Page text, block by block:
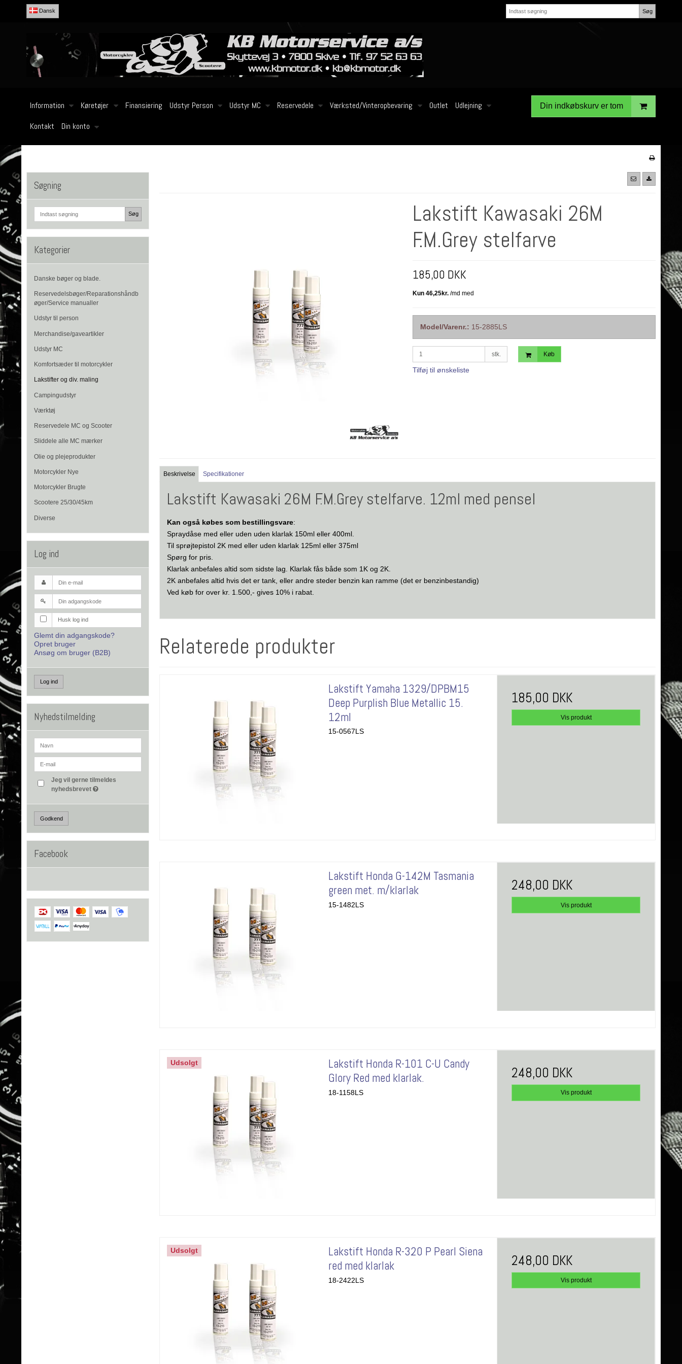
Dansk Søg
Information Køretøjer Finansiering Udstyr Person Udstyr MC Reservedele Værksted/Vinteropbevaring Outlet
Udlejning
Kontakt
Din konto
Din indkøbskurv er tom
Søgning
Søg
Kategorier
Danske bøger og blade.
Reservedelsbøger/Reparationshåndb
øger/Service manualler
Udstyr til person
Merchandise/gaveartikler
Udstyr MC
Komfortsæder til motorcykler
Lakstifter og div. maling
Campingudstyr
Værktøj
Reservedele MC og Scooter
Sliddele alle MC mærker
Olie og plejeprodukter
Motorcykler Nye
Motorcykler Brugte
Scootere 25/30/45km
Diverse
Log ind
Husk log ind
Glemt din adgangskode?
Opret bruger
Ansøg om bruger (B2B)
Log ind
Nyhedstilmelding
Jeg vil gerne tilmeldes
nyhedsbrevet
Godkend
Facebook
Lakstift Kawasaki 26M
F.M.Grey stelfarve
185,00 DKK
Model/Varenr.: 15-2885LS
stk. Køb
Tilføj til ønskeliste
Beskrivelse Specifikationer
Lakstift Kawasaki 26M F.M.Grey stelfarve. 12ml med pensel
Kan også købes som bestillingsvare:
Spraydåse med eller uden uden klarlak 150ml eller 400ml.
Til sprøjtepistol 2K med eller uden klarlak 125ml eller 375ml
Spørg for pris.
Klarlak anbefales altid som sidste lag. Klarlak fås både som 1K og 2K.
2K anbefales altid hvis det er tank, eller andre steder benzin kan ramme (det er benzinbestandig)
Ved køb for over kr. 1.500,- gives 10% i rabat.
Relaterede produkter
Lakstift Yamaha 1329/DPBM15
Deep Purplish Blue Metallic 15.
12ml
15-0567LS
185,00 DKK
Vis produkt
Lakstift Honda G-142M Tasmania
green met. m/klarlak
15-1482LS
248,00 DKK
Vis produkt
Udsolgt
Lakstift Honda R-101 C-U Candy
Glory Red med klarlak.
18-1158LS
248,00 DKK
Vis produkt
Udsolgt
Lakstift Honda R-320 P Pearl Siena
red med klarlak
18-2422LS
248,00 DKK
Vis produkt